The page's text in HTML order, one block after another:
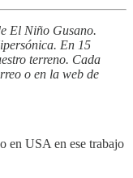
El Niño Gusano.
En 15
terreno. Cada
o en la web de
en USA en ese trabajo